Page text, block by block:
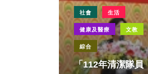
社會 生活
健康及醫療 文教
綜合
「112年清潔隊員